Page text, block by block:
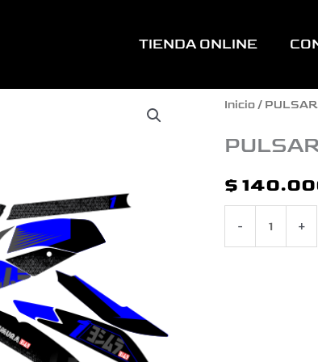
TIENDA ONLINE
Inicio/
$
-
PULSAR
NS
YOSHIMURA
+